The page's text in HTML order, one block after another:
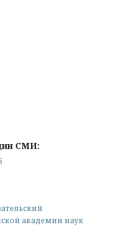
СМИ:
академии наук